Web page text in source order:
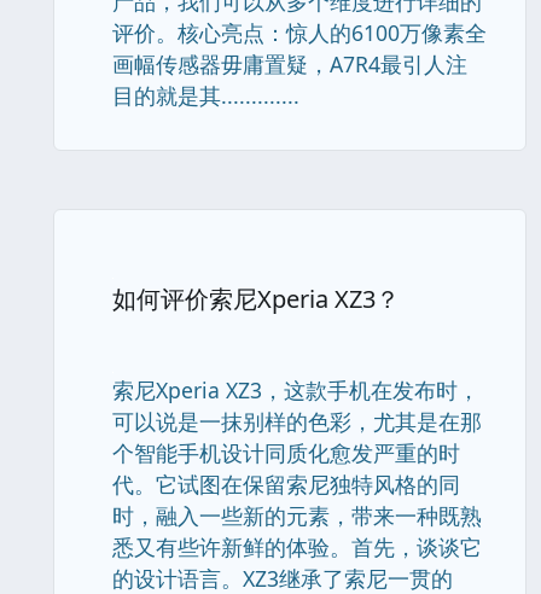
评价。核心亮点：惊人的6100万像素全
画幅传感器毋庸置疑，A7R4最引人注
目的就是其.............
如何评价索尼Xperia XZ3？
索尼Xperia XZ3，这款手机在发布时，
可以说是一抹别样的色彩，尤其是在那
个智能手机设计同质化愈发严重的时
代。它试图在保留索尼独特风格的同
时，融入一些新的元素，带来一种既熟
悉又有些许新鲜的体验。首先，谈谈它
的设计语言。XZ3继承了索尼一贯的